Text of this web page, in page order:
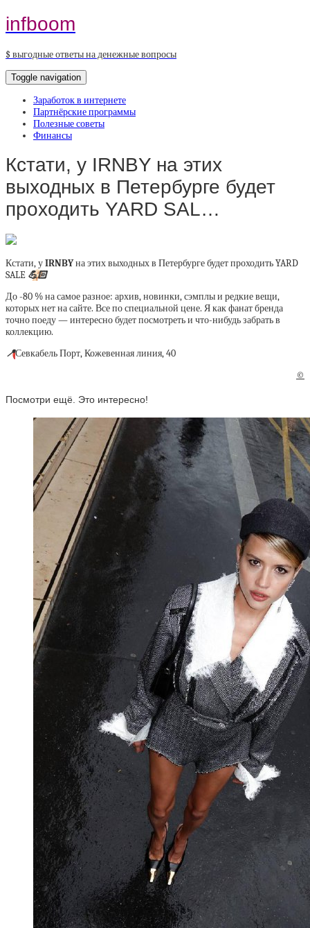
infboom
$ выгодные ответы на денежные вопросы
Toggle navigation
Заработок в интернете
Партнёрские программы
Полезные советы
Финансы
Кстати, у IRNBY на этих
выходных в Петербурге будет
проходить YARD SAL…
Кстати, уIRNBYна этих выходных в Петербурге будет проходить YARD
SALE 💪🏻
До -80 % на самое разное: архив, новинки, сэмплы и редкие вещи,
которых нет на сайте. Все по специальной цене. Я как фанат бренда
точно поеду — интересно будет посмотреть и что-нибудь забрать в
коллекцию.
📍Севкабель Порт, Кожевенная линия, 40
©
Посмотри ещё. Это интересно!